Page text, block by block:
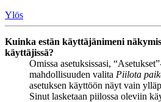
Ylös
Kuinka estän käyttäjänimeni
käyttäjissä?
Omissa asetuksissasi,
mahdollisuuden valita Piilota
asetuksen käyttöön näyt vain
Sinut lasketaan piilossa oleviin